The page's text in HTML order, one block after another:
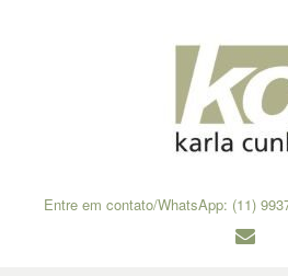
Entre em contato/WhatsApp: (11)